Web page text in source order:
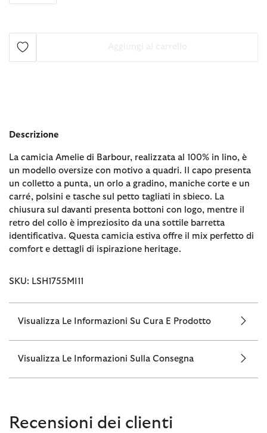
Descrizione
La camicia Amelie di Barbour, realizzata al 100% in lino, è
un modello oversize con motivo a quadri. Il capo presenta
un colletto a punta, un orlo a gradino, maniche corte e un
carré, polsini e tasche sul petto tagliati in sbieco. La
chiusura sul davanti presenta bottoni con logo, mentre il
retro del collo è impreziosito da una sottile barretta
identificativa. Questa camicia estiva offre il mix perfetto di
comfort e dettagli di ispirazione heritage.
SKU: LSH1755MI11
Visualizza Le Informazioni Su Cura E Prodotto
Visualizza Le Informazioni Sulla Consegna
Recensioni dei clienti